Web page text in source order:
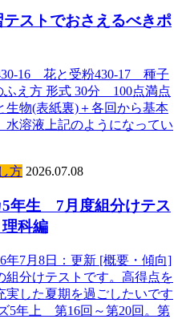
ストでおさえるべきポ
16 花と受粉430-17 種子
え方 形式 30分 100点満点
物(表紙裏)＋各回から基本
溶液上記のようになってい
方 2026.07.08
5年生 7月度組分けテス
理科編
年7月8日：更新 [概要・傾向]
組分けテストです。高得点を
実した夏期を過ごしたいです
5年上 第16回～第20回。第